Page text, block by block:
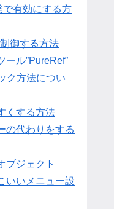
で有効にする方
御する方法
ール”PureRef”
ク方法につい
くする方法
の代わりをする
ブジェクト
いいメニュー設